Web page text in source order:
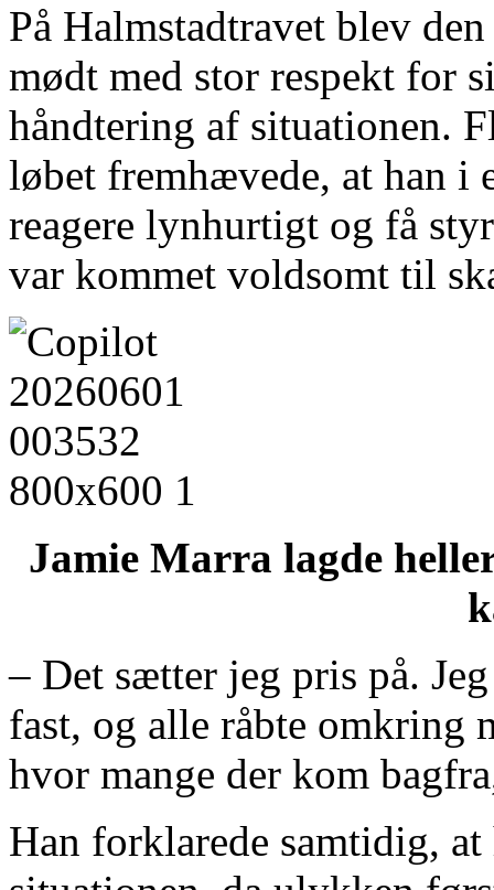
På Halmstadtravet blev
mødt med stor respekt for
håndtering af situationen.
løbet fremhævede, at han i
reagere lynhurtigt og få
var kommet voldsomt til
Jamie Marra lagde
– Det sætter jeg pris på.
fast, og alle råbte omkring
hvor mange der kom
Han forklarede samtidig,